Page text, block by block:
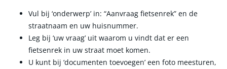
Vul bij ‘onderwerp’ in: “Aanvraag fietsenrek” en de
straatnaam en uw huisnummer.
Leg bij ‘uw vraag’ uit waarom u vindt dat er een
fietsenrek in uw straat moet komen.
U kunt bij ‘documenten toevoegen’ een foto meesturen,